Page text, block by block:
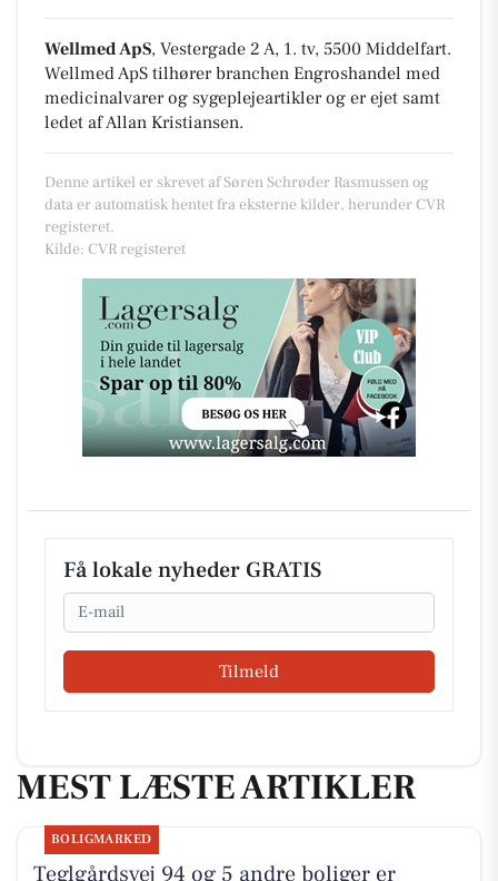
Wellmed ApS, Vestergade 2 A, 1. tv, 5500 Middelfart.
Wellmed ApS tilhører branchen Engroshandel med
medicinalvarer og sygeplejeartiklerog er ejet samt
ledet af Allan Kristiansen.
Denne artikel er skrevet af Søren Schrøder Rasmussen og
data er automatisk hentet fra eksterne kilder, herunder CVR
registeret.
Kilde: CVR registeret
Få lokale nyheder GRATIS
Email
Tilmeld
MEST LÆSTE ARTIKLER
BOLIGMARKED
Teglgårdsvej 94 og 5 andre boliger er